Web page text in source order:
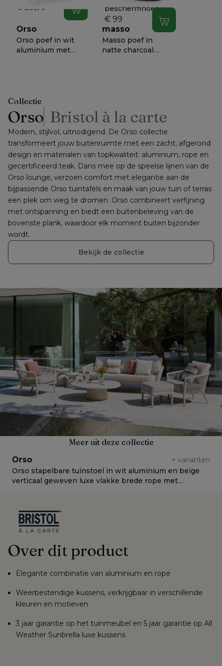
In winkelwagen
€ 29,90
beschermhoes
lounge 1-zit - L 92
cm x B 82 cm x H
68 cm
In winkelwagen
€ 99
Orso
Orso poef in wit
aluminium met
masso
Masso poef in
natte charcoal
Collectie
Orso Bristol à la carte
Modern, stijlvol, uitnodigend. De Orso collectie
transformeert jouw buitenruimte met een zacht, afgerond
design en materialen van topkwaliteit: aluminium, rope en
gecertificeerd teak. Dans mee op de speelse lijnen van de
Orso lounge, verzoen comfort met elegantie aan de
bijpassende Orso tuintafels en maak van jouw tuin of terras
een plek om weg te dromen. Orso combineert verfijning
met ontspanning en biedt een buitenbeleving van de
bovenste plank, waardoor elk moment buiten bijzonder
wordt.
Bekijk de collectie
Meer uit deze collectie
Orso + varianten
Orso stapelbare tuinstoel in wit aluminium en beige
verticaal geweven luxe vlakke brede rope met
Over dit product
Elegante combinatie van aluminium en rope
Weerbestendige kussens, verkrijgbaar in verschillende
kleuren en motieven
3 jaar garantie op het tuinmeubel en 5 jaar garantie op All
Weather Sunbrella luxe kussens